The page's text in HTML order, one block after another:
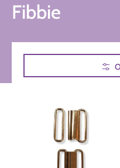
Fibbie
Passa al contenuto principale